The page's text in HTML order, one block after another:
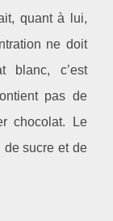
quant à lui,
ne doit
blanc, c’est
pas de
chocolat. Le
de sucre et de